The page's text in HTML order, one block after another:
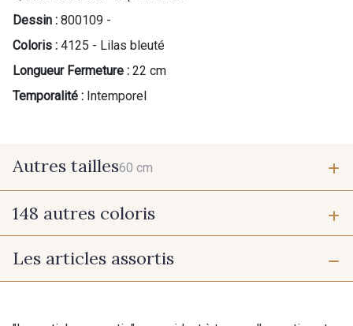
Dessin : 800109 -
Coloris : 4125 - Lilas bleuté
Longueur Fermeture : 22 cm
Temporalité : Intemporel
Autres tailles60 cm
60 cm
148 autres coloris
9975 - Noir Jet
Les articles assortis